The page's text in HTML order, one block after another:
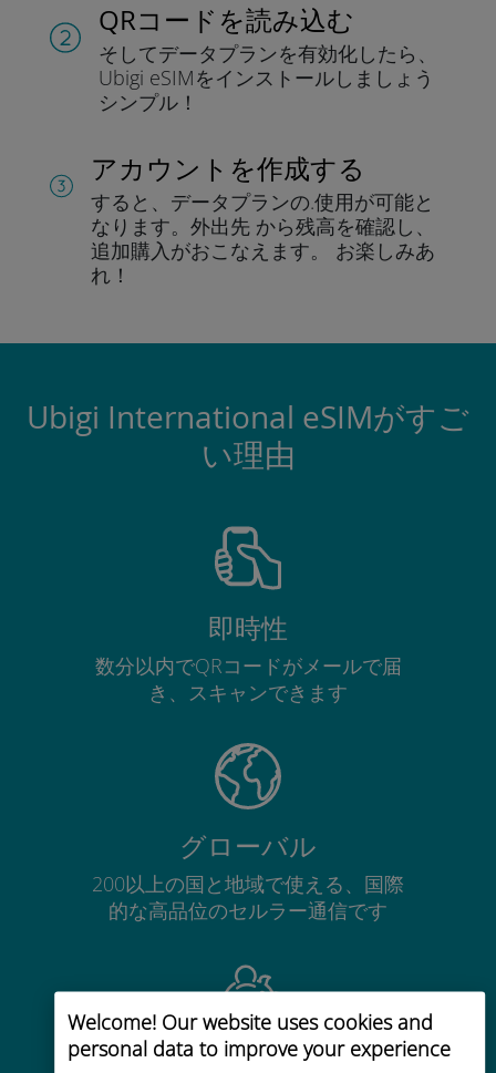
Welcome! Our website uses cookies and
personal data to improve your experience
QRコードを読み込む
そしてデータプランを有効化したら、
Ubigi eSIMをインストールしま しょう
シンプル！
アカウントを作成する
すると、データプランの.使用が可能と
なります。 外出先 から残高を確認し、
追加購入がおこなえます。
お楽しみあ
れ！
Ubigi International eSIMがすご
い理由
即時性
数分以内でQRコードがメールで届
き、スキャンできます
グローバル
200以上の国と地域で使える、国際
的な高品位のセルラー通信です
コストパフォーマンス